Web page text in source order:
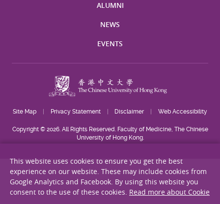
ALUMNI
NEWS
EVENTS
Site Map Privacy Statement Disclaimer Web Accessibility
Copyright © 2026. All Rights Reserved. Faculty of Medicine, The Chinese
University of Hong Kong.
This website uses cookies to ensure you get the best
experience on our website. These may include cookies from
Google Analytics and Facebook. By using this website you
consent to the use of these cookies. Read more about Cookie